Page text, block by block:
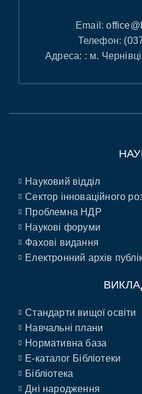
Email:
Телефон:
Адреса: : м.
Науковий відділ
Сектор інноваційного
Проблемна НДР
Наукові форуми
Фахові видання
Електронний архів
Стандарти вищої освіти
Навчальні плани
Нормативна база
E-каталог Бібліотеки
Бібліотека
Дні народження